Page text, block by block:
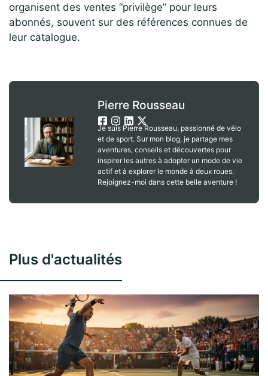
organisent des ventes “privilège” pour leurs
abonnés, souvent sur des références connues de
leur catalogue.
Pierre Rousseau
Je suis Pierre Rousseau, passionné de vélo
et de sport. Sur mon blog, je partage mes
aventures, conseils et découvertes pour
inspirer les autres à adopter un mode de vie
actif et à explorer le monde à deux roues.
Rejoignez-moi dans cette belle aventure !
Plus d'actualités